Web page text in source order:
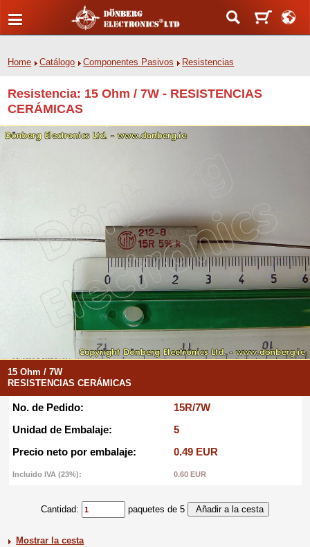
Home Catálogo Componentes Pasivos Resistencias
Resistencia: 15 Ohm / 7W - RESISTENCIAS
CERÁMICAS
15 Ohm / 7W
RESISTENCIAS CERÁMICAS
No. de Pedido:
15R/7W
Unidad de Embalaje:
5
Precio neto por embalaje:
0.49 EUR
Incluido IVA (23%): 0.60 EUR
Cantidad: paquetes de 5
Mostrar la cesta